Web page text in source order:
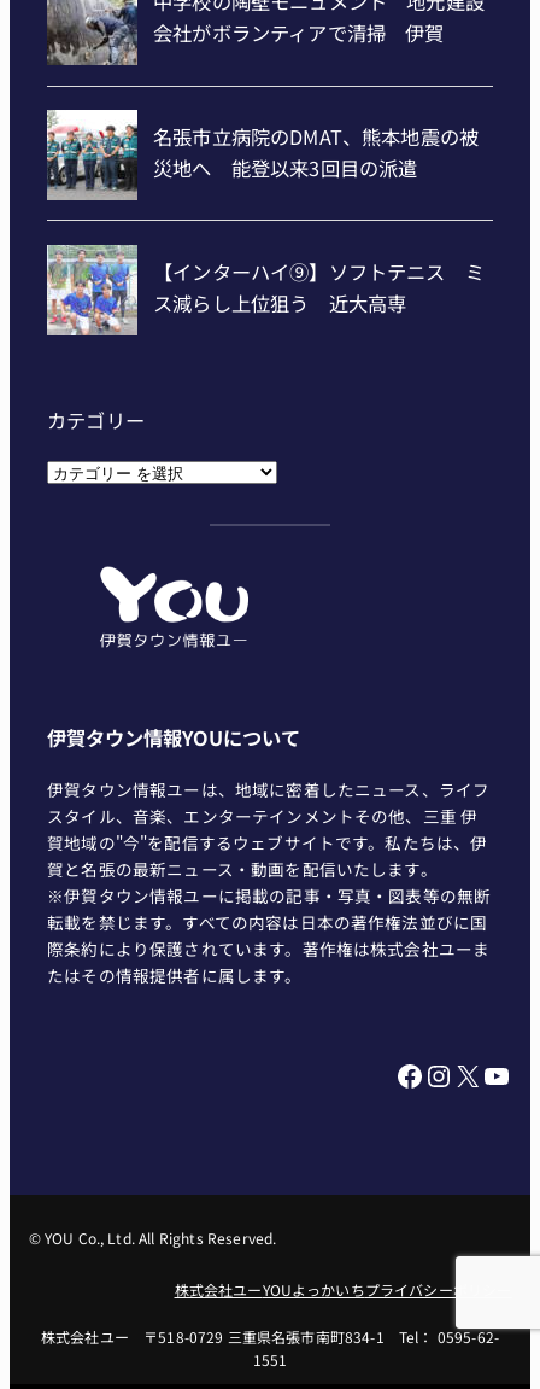
カテゴリー
カ
伊賀タウン情報YOUについて
伊賀タウン情報ユーは、地域に密着したニュース、ライフ
スタイル、音楽、エンターテインメントその他、三重 伊
賀地域の"今"を配信するウェブサイトです。私たちは、伊
賀と名張の最新ニュース・動画を配信いたします。
※伊賀タウン情報ユーに掲載の記事・写真・図表等の無断
転載を禁じます。すべての内容は日本の著作権法並びに国
際条約により保護されています。著作権は株式会社ユーま
たはその情報提供者に属します。
Facebook InstagramX YouTube
© YOU Co., Ltd. All Rights Reserved.
株式会社ユーYOUよっかいちプライバシーポリシー
株式会社ユー 〒518-0729 三重県名張市南町834-1 Tel： 0595-62-
1551